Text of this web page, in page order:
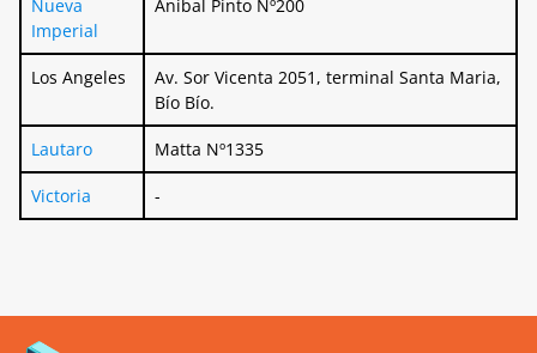
Nueva
Imperial
Anibal Pinto Nº200
Los Angeles
Av. Sor Vicenta 2051, terminal Santa Maria,
Bío Bío.
Lautaro Matta Nº1335
Victoria -